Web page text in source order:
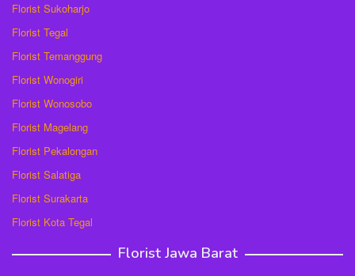
Florist Sukoharjo
Florist Tegal
Florist Temanggung
Florist Wonogiri
Florist Wonosobo
Florist Magelang
Florist Pekalongan
Florist Salatiga
Florist Surakarta
Florist Kota Tegal
Florist Jawa Barat